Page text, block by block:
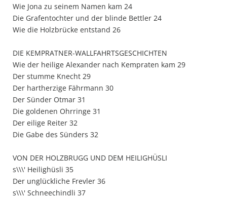
Wie Jona zu seinem Namen kam 24
Die Grafentochter und der blinde Bettler 24
Wie die Holzbrücke entstand 26
DIE KEMPRATNER-WALLFAHRTSGESCHICHTEN
Wie der heilige Alexander nach Kempraten kam 29
Der stumme Knecht 29
Der hartherzige Fährmann 30
Der Sünder Otmar 31
Die goldenen Ohrringe 31
Der eilige Reiter 32
Die Gabe des Sünders 32
VON DER HOLZBRUGG UND DEM HEILIGHÜSLI
s\\\' Heilighüsli 35
Der unglückliche Frevler 36
s\\\' Schneechindli 37